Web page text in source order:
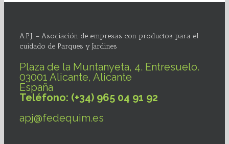
A.P.J. – Asociación de empresas con productos para el
cuidado de Parques y Jardines
Plaza de la Muntanyeta, 4. Entresuelo.
03001 Alicante, Alicante
España
Teléfono: (+34) 965 04 91 92
apj@fedequim.es